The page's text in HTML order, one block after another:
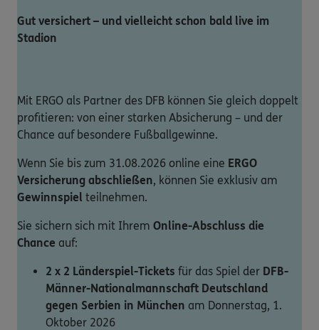
Gut versichert – und vielleicht schon bald live im
Stadion
Mit ERGO als Partner des DFB können Sie gleich doppelt
profitieren: von einer starken Absicherung – und der
Chance auf besondere Fußballgewinne.
Wenn Sie bis zum 31.08.2026 online eine ERGO
Versicherung abschließen, können Sie exklusiv am
Gewinnspiel teilnehmen.
Sie sichern sich mit Ihrem Online-Abschluss die
Chance auf:
2 x 2 Länderspiel-Tickets für das Spiel der DFB-
Männer-Nationalmannschaft Deutschland
gegen Serbien in München am Donnerstag, 1.
Oktober 2026